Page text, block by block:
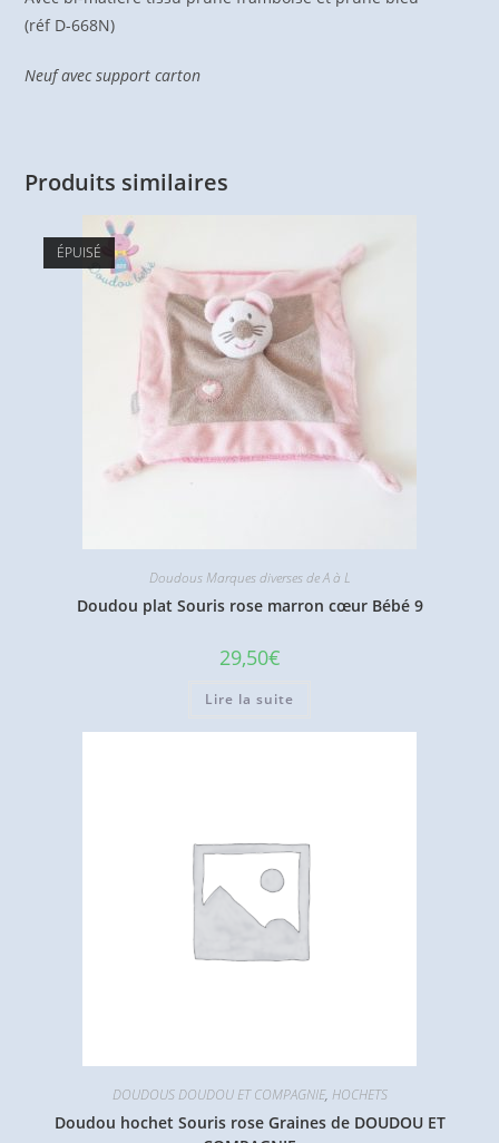
(réf D-668N)
Neuf avec support carton
Produits similaires
ÉPUISÉ
Doudous Marques diverses de A à L
Doudou plat Souris rose marron cœur Bébé 9
29,50€
Lire la suite
DOUDOUS DOUDOU ET COMPAGNIE, HOCHETS
Doudou hochet Souris rose Graines de DOUDOU ET